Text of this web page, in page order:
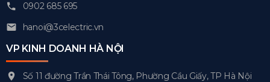
0902 685 695
hanoi@3celectric.vn
VP KINH DOANH HÀ NỘI
Số 11 đường Trần Thái Tông, Phường Cầu Giấy, TP Hà Nội